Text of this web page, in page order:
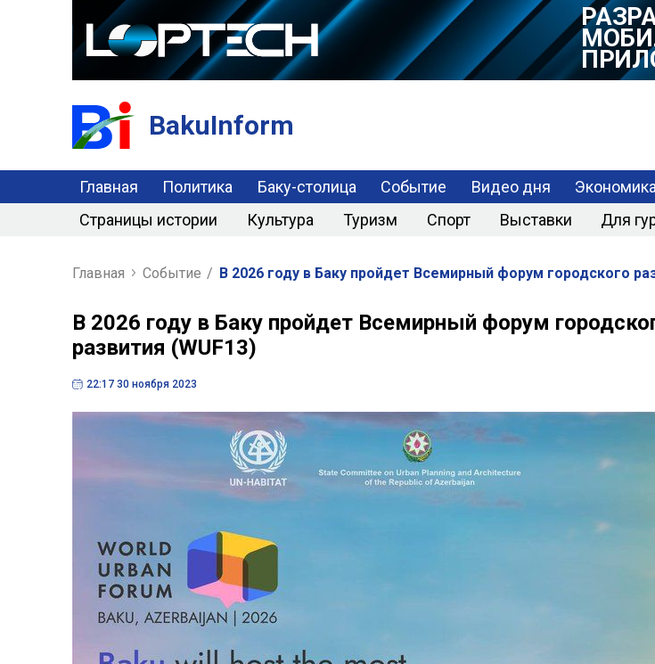
BakuInform
Главная Политика Баку-столица Событие Видео дня Экономика
Страницы истории
Культура Туризм Спорт Выставки Для
Главная Событие / B 2026 году в Баку пройдет Всемирный форум городского
B 2026 году в Баку пройдет Всемирный форум
развития (WUF13)
22:17 30 ноября 2023